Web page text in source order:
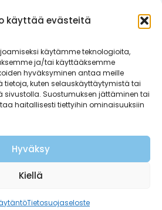
käyttää evästeitä
käytämme teknologioita,
ja/tai käyttääksemme
hyväksyminen antaa meille
kuten selauskäyttäytymistä tai
sivustolla. Suostumuksen jättäminen tai
haitallisesti tiettyihin ominaisuuksiin
Hyväksy
Kiellä
Tietosuojaseloste
Ota yhteyttä
Yhteystiedot